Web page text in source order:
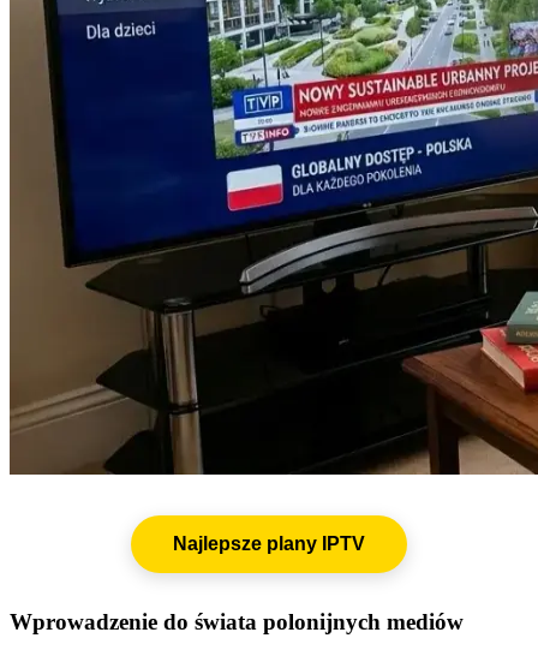
Najlepsze plany IPTV
Wprowadzenie do świata polonijnych mediów